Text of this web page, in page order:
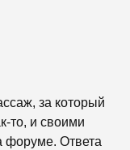
за который
то, и своими
форуме. Ответа